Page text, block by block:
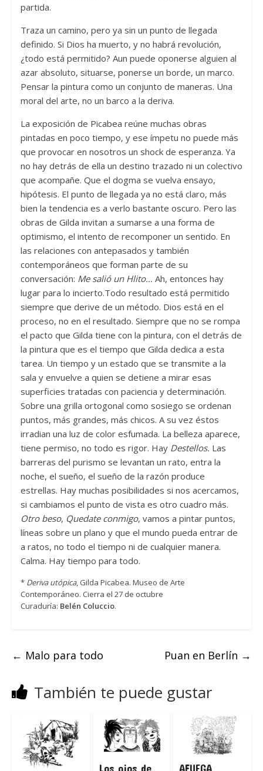
partida.
Traza un camino, pero ya sin un punto de llegada
definido. Si Dios ha muerto, y no habrá revolución,
¿todo está permitido? Aun puede oponerse alguien al
azar absoluto, situarse, ponerse un borde, un marco.
Pensar la pintura como un conjunto de maneras. Una
moral del arte, no un barco a la deriva.
La exposición de Picabea reúne muchas obras
pintadas en poco tiempo, y ese ímpetu no puede más
que provocar en nosotros un shock de esperanza. Ya
no hay detrás de ella un destino trazado ni un colectivo
que acompañe. Que el dogma se vuelva ensayo,
hipótesis. El punto de llegada ya no está claro, más
bien la tendencia es a verlo bastante oscuro. Pero las
obras de Gilda invitan a sumarse a una forma de
optimismo, el intento de recomponer un sentido. En
las relaciones con antepasados y también
contemporáneos que forman parte de su
conversación: Me salió un Hlito… Ah, entonces hay
lugar para lo incierto.Todo resultado está permitido
siempre que derive de un método. Dios está en el
proceso, no en el resultado. Siempre que no se rompa
el pacto que Gilda tiene con la pintura, con el detrás de
la pintura que es el tiempo que Gilda dedica a esta
tarea. Un tiempo y un estado que se transmite a la
sala y envuelve a quien se detiene a mirar esas
superficies tratadas con paciencia y determinación.
Sobre una grilla ortogonal como sosiego se ordenan
puntos, más grandes, más chicos. A su vez éstos
irradian una luz de color esfumada. La belleza aparece,
tiene permiso, no todo es rigor. Hay Destellos. Las
barreras del purismo se levantan un rato, entra la
noche, el sueño, el sueño de la razón produce
estrellas. Hay muchas posibilidades si nos acercamos,
si cambiamos el punto de vista es otro cuadro más.
Otro beso, Quedate conmigo, vamos a pintar puntos,
líneas sobre un plano y que el mundo pueda entrar de
a ratos, no todo el tiempo ni de cualquier manera.
Calma. Hay tiempo para todo.
* Deriva utópica, Gilda Picabea. Museo de Arte
Contemporáneo. Cierra el 27 de octubre
Curaduría: Belén Coluccio.
← Malo para todo Puan en Berlín →
También te puede gustar
Los ojos de AFUEGA